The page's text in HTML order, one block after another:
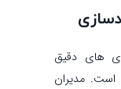
های دقیق
است. مدیران